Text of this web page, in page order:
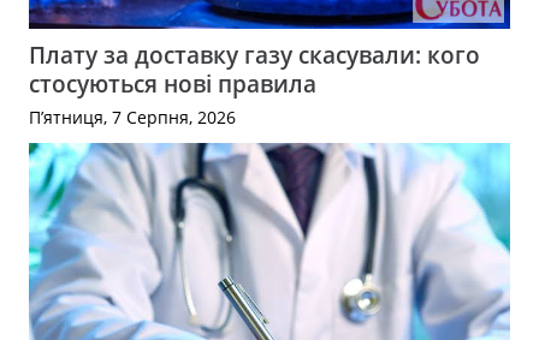
Плату за доставку газу скасували: кого
стосуються нові правила
П’ятниця, 7 Серпня, 2026